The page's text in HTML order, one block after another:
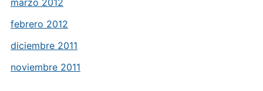
marzo 2012
febrero 2012
diciembre 2011
noviembre 2011